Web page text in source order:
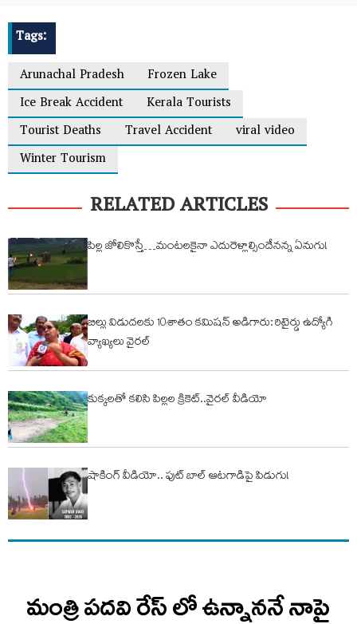
Tags:
Arunachal Pradesh
Frozen Lake
Ice Break Accident
Kerala Tourists
Tourist Deaths
Travel Accident
viral video
Winter Tourism
RELATED ARTICLES
పిల్ల జోలికొస్తే…మంటలకైనా ఎదురెళ్లాల్సిందేనన్న ఏనుగు!
బిల్లు విడుదలకు 10శాతం కమిషన్ అడిగారు: రిటైర్డు ఉద్యోగి
వ్యాఖ్యలు వైరల్
కుక్కలతో కలిసి పిల్లల క్రికెట్..వైరల్ వీడియో
షాకింగ్ వీడియో.. ఫుట్ బాల్ ఆటగాడిపై పిడుగు!
మంత్రి పదవి రేస్ లో ఉన్నాననే నాపై